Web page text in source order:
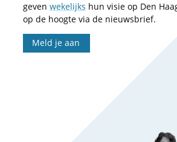
geven wekelijks hun visie op Den
op de hoogte via de nieuwsbrief.
Meld je aan